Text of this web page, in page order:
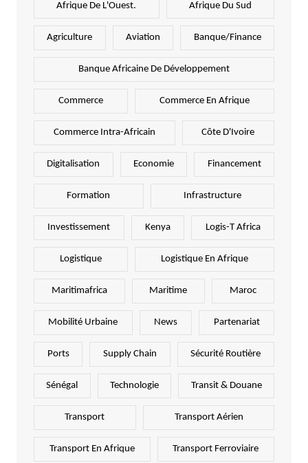
Afrique De L'Ouest. Afrique Du Sud
Agriculture Aviation Banque/Finance
Banque Africaine De Développement
Commerce Commerce En Afrique
Commerce Intra-Africain Côte D'Ivoire
Digitalisation Economie Financement
Formation Infrastructure
Investissement Kenya Logis-T Africa
Logistique Logistique En Afrique
Maritimafrica Maritime Maroc
Mobilité Urbaine News Partenariat
Ports Supply Chain Sécurité Routière
Sénégal Technologie Transit & Douane
Transport Transport Aérien
Transport En Afrique Transport Ferroviaire